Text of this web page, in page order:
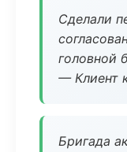
Сделали
головной
— Клиент
Бригада